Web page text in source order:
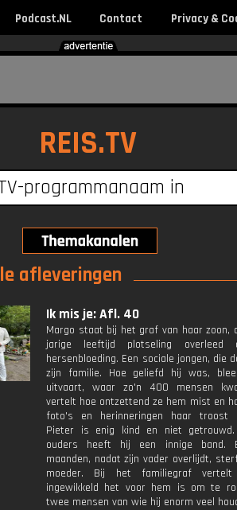
Podcast.NL Contact Privacy &
REIS.TV
afleveringen
Ik mis je: Afl. 40
Margo staat bij het graf van haar zoon,
jarige leeftijd plotseling overleed
hersenbloeding. Een sociale jongen, die
zijn familie. Hoe geliefd hij was,
uitvaart, waar zo'n 400 mensen
vertelt hoe ontzettend ze hem mist en
foto's en herinneringen haar troost
Pieter is enig kind en niet
ouders heeft hij een innige band.
maanden, nadat zijn vader overlijdt,
moeder. Bij het familiegraf
ingewikkeld het voor hem is om te
twee mensen van wie hij enorm veel